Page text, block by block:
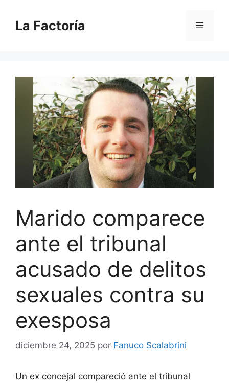
contenido
La Factoría Menú
Marido comparece
ante el tribunal
acusado de delitos
sexuales contra su
exesposa
diciembre 24, 2025 por Fanuco Scalabrini
Un ex concejal compareció ante el tribunal